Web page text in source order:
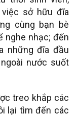
việc sở hữu đĩa
cùng bạn bè
nghe nhạc; đến
những đĩa đầu
nước suốt
treo khắp các
lại tìm đến các